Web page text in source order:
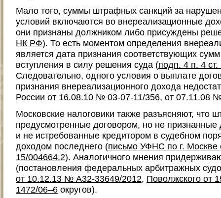
Мало того, суммы штрафных санкций за
условий включаются во внереализационные
они признаны должником либо присуждены
НК РФ). То есть моментом определения
является дата признания соответствующих
вступления в силу решения суда (подп. 4 п. 4
Следовательно, одного условия о выплате
признания внереализационного дохода
России от 16.08.10 № 03-07-11/356, от 07.11.08
Московские налоговики также разъясняют, что
предусмотренные договором, но не
и не истребованные кредитором в судебном
доходом последнего (письмо УФНС по г.
15/004664.2). Аналогичного мнения
(постановления федеральных арбитражных
от 10.12.13 № А32-33649/2012, Поволжского от
1472/06–6 округов).